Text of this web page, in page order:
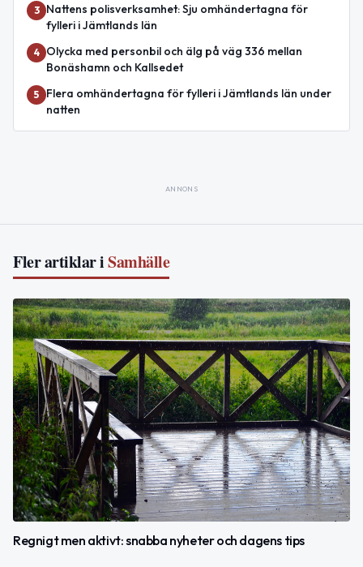
3
Nattens polisverksamhet: Sju omhändertagna för
fylleri i Jämtlands län
4
Olycka med personbil och älg på väg 336 mellan
Bonäshamn och Kallsedet
5
Flera omhändertagna för fylleri i Jämtlands län under
natten
ANNONS
Fler artiklar iSamhälle
Regnigt men aktivt: snabba nyheter och dagens tips